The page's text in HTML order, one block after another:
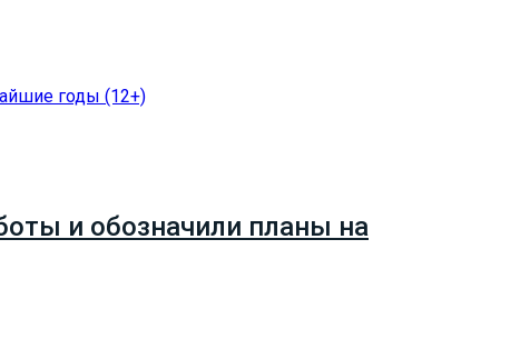
и обозначили планы на